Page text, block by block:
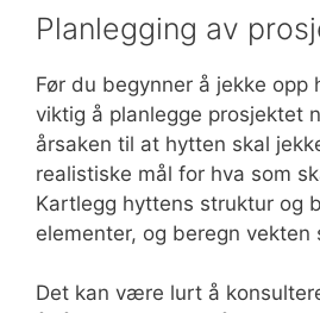
Planlegging av
Før du begynner å jekke opp
viktig å planlegge prosjektet
årsaken til at hytten skal
realistiske mål for hva som
Kartlegg hyttens struktur og
elementer, og beregn vekten
Det kan være lurt å